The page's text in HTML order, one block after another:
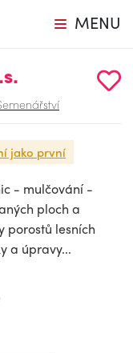
MENU
jako první
- mulčování -
ploch a
porostů lesních
a úpravy...